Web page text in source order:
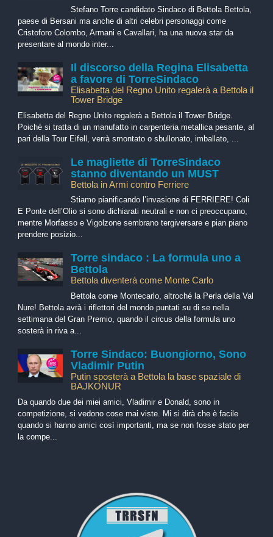
Stefano Torre candidato Sindaco di Bettola Bettola,
paese di Bersani ma anche di altri celebri personaggi come
Cristoforo Colombo, Armani e Cavallari, ha una nuova star da
presentare al mondo inter...
Il discorso della Regina Elisabetta
a favore di TorreSindaco
Elisabetta del Regno Unito regalerà a Bettola il
Tower Bridge
Elisabetta del Regno Unito regalerà a Bettola il Tower Bridge.
Poiché si tratta di un manufatto in carpenteria metallica pesante, al
pari della Tour Eifell, verrà smontato o sbullonato, imballato, ...
Le magliette di TorreSindaco
stanno diventando un MUST
Bettola in Armi contro Ferriere
Stiamo pianificando l’invasione di FERRIERE! Coli
E Ponte dell’Olio si sono dichiarati neutrali e non ci preoccupano,
mentre Morfasso e Vigolzone sembrano tergiversare e pian piano
prendere posizio...
Torre sindaco : La formula uno a
Bettola
Bettola diventerà come Monte Carlo
Bettola come Montecarlo, altroché la Perla della Val
Nure! Bettola avrà i riflettori del mondo puntati su di se nella
settimana del Gran Premio, quando il circus della formula uno
sosterà in riva a...
Torre Sindaco: Buongiorno, Sono
Vladimir Putin
Putin sposterà a Bettola la base spaziale di
BAJKONUR
Da quando due dei miei amici, Vladimir e Donald, sono in
competizione, si vedono cose mai viste. Mi si dirà che è facile
quando si hanno amici così importanti, ma se non fosse stato per
la compe...